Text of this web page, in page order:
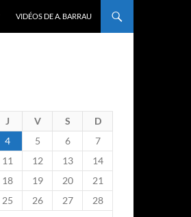
VIDÉOS DE A. BARRAU
J V S
D
4 5 6
7
11 12 13
14
18 19 20
21
25 26 27
28